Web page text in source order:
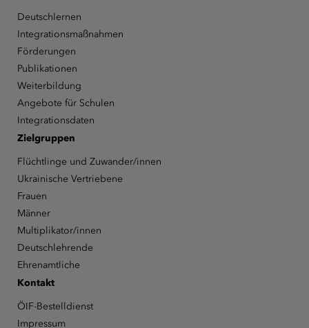
Deutschlernen
Integrationsmaßnahmen
Förderungen
Publikationen
Weiterbildung
Angebote für Schulen
Integrationsdaten
Zielgruppen
Flüchtlinge und Zuwander/innen
Ukrainische Vertriebene
Frauen
Männer
Multiplikator/innen
Deutschlehrende
Ehrenamtliche
Kontakt
ÖIF-Bestelldienst
Impressum